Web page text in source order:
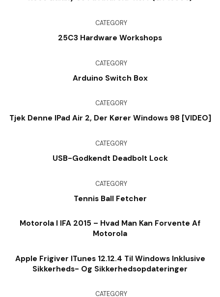
CATEGORY
25C3 Hardware Workshops
CATEGORY
Arduino Switch Box
CATEGORY
Tjek Denne IPad Air 2, Der Kører Windows 98 [VIDEO]
CATEGORY
USB-Godkendt Deadbolt Lock
CATEGORY
Tennis Ball Fetcher
Motorola I IFA 2015 – Hvad Man Kan Forvente Af
Motorola
Apple Frigiver ITunes 12.12.4 Til Windows Inklusive
Sikkerheds- Og Sikkerhedsopdateringer
CATEGORY